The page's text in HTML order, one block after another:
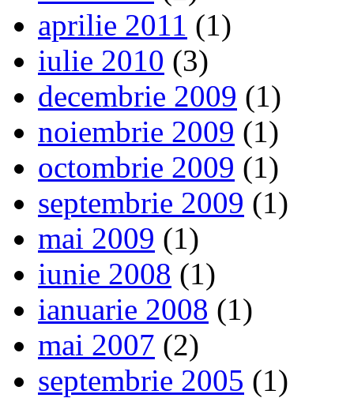
aprilie 2011 (1)
iulie 2010 (3)
decembrie 2009 (1)
noiembrie 2009 (1)
octombrie 2009 (1)
septembrie 2009 (1)
mai 2009 (1)
iunie 2008 (1)
ianuarie 2008 (1)
mai 2007 (2)
septembrie 2005 (1)